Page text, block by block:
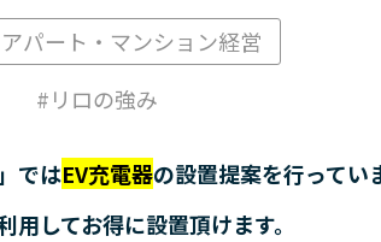
アパート・マンション経営
リロの強み
ではEV充電器の設置提案を行ってい
用してお得に設置頂けます。